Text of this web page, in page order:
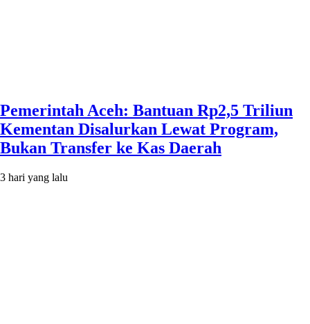
Pemerintah Aceh: Bantuan Rp2,5 Triliun
Kementan Disalurkan Lewat Program,
Bukan Transfer ke Kas Daerah
3 hari yang lalu